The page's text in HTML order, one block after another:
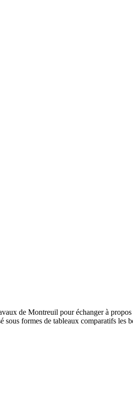
de Montreuil pour échanger à
formes de tableaux comparatifs